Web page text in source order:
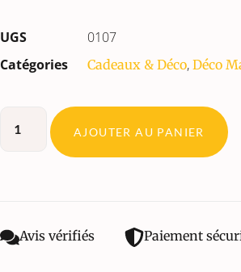
UGS
0107
Catégories
Cadeaux & Déco, Déco
AJOUTER AU PANIER
Avis vérifiés Paiement